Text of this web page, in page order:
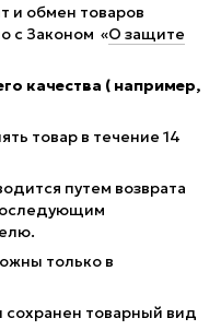
и обмен товаров
с Законом «О защите
качества ( например,
товар в течение 14
путем возврата
только в
сохранен товарный вид